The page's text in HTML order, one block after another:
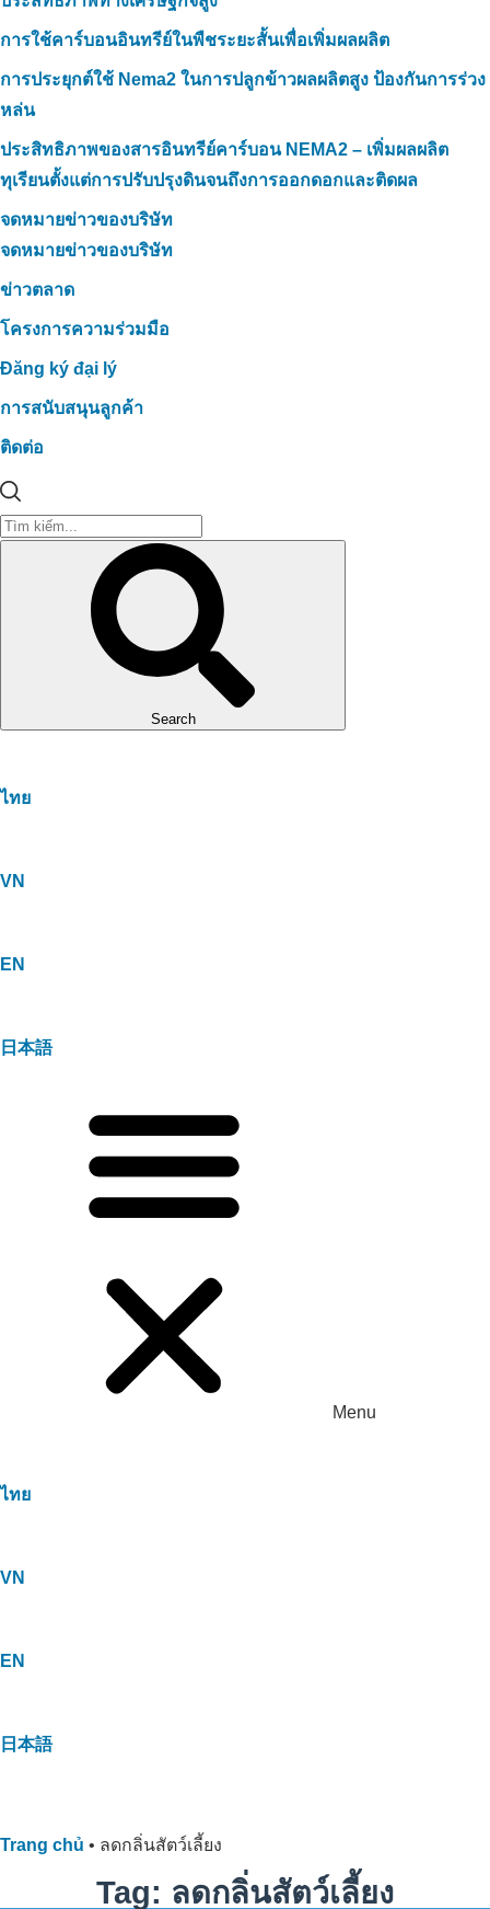
การใช้คาร์บอนอินทรีย์ในพืชระยะสั้นเพื่อเพิ่มผลผลิต
การประยุกต์ใช้ Nema2 ในการปลูกข้าวผลผลิตสูง ป้องกันการร่วง
หล่น
ประสิทธิภาพของสารอินทรีย์คาร์บอน NEMA2 – เพิ่มผลผลิต
ทุเรียนตั้งแต่การปรับปรุงดินจนถึงการออกดอกและติดผล
จดหมายข่าวของบริษัท
จดหมายข่าวของบริษัท
ข่าวตลาด
โครงการความร่วมมือ
Đăng ký đại lý
การสนับสนุนลูกค้า
ติดต่อ
Search
ไทย
VN
EN
日本語
Menu
ไทย
VN
EN
日本語
Trang chủ • ลดกลิ่นสัตว์เลี้ยง
Tag: ลดกลิ่นสัตว์เลี้ยง